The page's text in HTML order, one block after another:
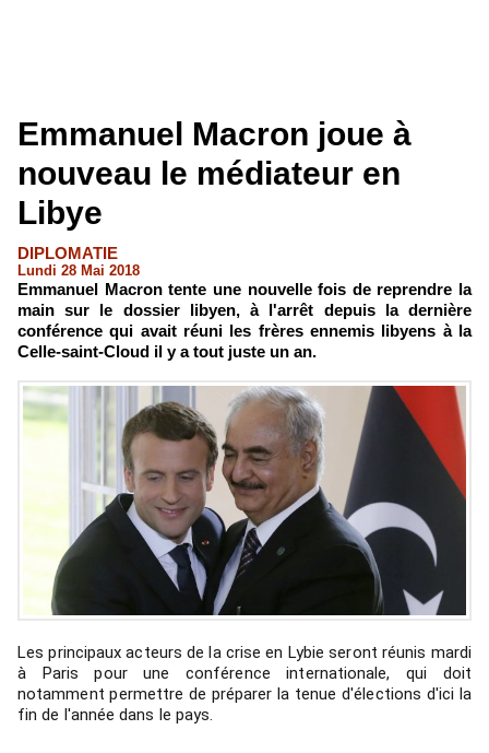
Emmanuel Macron joue à
nouveau le médiateur en
Libye
DIPLOMATIE
Lundi 28 Mai 2018
Emmanuel Macron tente une nouvelle fois de reprendre la
main sur le dossier libyen, à l'arrêt depuis la dernière
conférence qui avait réuni les frères ennemis libyens à la
Celle-saint-Cloud il y a tout juste un an.
Les principaux acteurs de la crise en Lybie seront réunis mardi
à Paris pour une conférence internationale, qui doit
notamment permettre de préparer la tenue d'élections d'ici la
fin de l'année dans le pays.